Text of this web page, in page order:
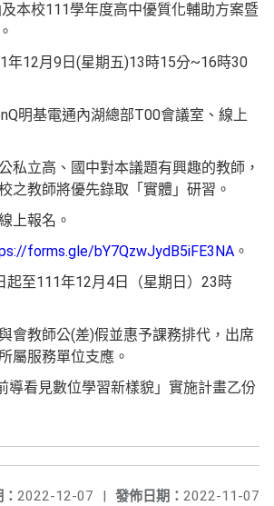
本校111學年度高中優質化輔助方案暨
年12月9日(星期五)13時15分~16時30
明基電通內湖總部T00會議室、線上
私立高、國中對本議題有興趣的教師，
之教師將優先錄取「實體」研習。
上報名。
forms.gle/bY7QzwJydB5iFE3NA 。
起至111年12月4日（星期日）23時
會教師公(差)假並惠予課務排代，出席
屬服務單位支應。
導看見數位學習新樣貌」實施計畫乙份
發佈日期： 2022-11-07
2022-12-07
|